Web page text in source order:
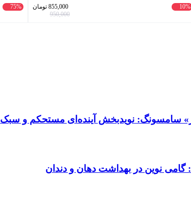
10%
855,000 تومان
950,000
75%
سامسونگ: نویدبخش آینده‌ای مستحکم و سبک
گامی نوین در بهداشت دهان و دندان